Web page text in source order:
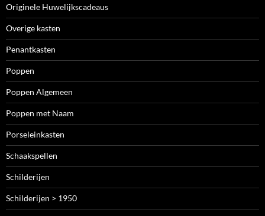
Originele Huwelijkscadeaus
Overige kasten
Penantkasten
Poppen
Poppen Algemeen
Poppen met Naam
Porseleinkasten
Schaakspellen
Schilderijen
Schilderijen > 1950